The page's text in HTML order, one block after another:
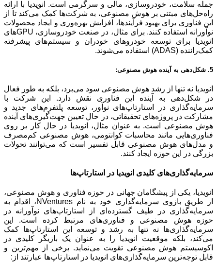
جمله سلامت، خودروسازی، مالی و سرگرمی است. انویدیا با ارائه
راه‌حل‌های مبتنی بر هوش مصنوعی، به شرکت‌ها کمک می‌کند تا از
این فناوری برای بهبود فرآیندها، افزایش بهره‌وری و ایجاد محصولات
نوآورانه استفاده کنند. برای مثال، در صنعت خودروسازی، GPUهای
انویدیا برای توسعه خودروهای خودران و سیستم‌های پیشرفته
کمک‌راننده (ADAS) استفاده می‌شوند.
5. شکل‌دهی به آینده هوش مصنوعی:
انویدیا نه تنها از رشد هوش مصنوعی سود می‌برد، بلکه به طور فعال
در شکل‌دهی به آینده این فناوری نقش دارد. این شرکت با
سرمایه‌گذاری در استارتاپ‌های نوآور، توسعه پلتفرم‌های جدید و
مشارکت در پروژه‌های تحقیقاتی، در حال تعیین جهت‌گیری‌های آینده
هوش مصنوعی است. به عنوان مثال، انویدیا در حال کار بر روی
فناوری‌هایی مانند محاسبات کوانتومی، هوش مصنوعی کم‌مصرف
و مدل‌های هوش مصنوعی قابل تفسیر است که می‌توانند تحولات
بزرگی در این حوزه ایجاد کنند.
سرمایه‌گذاری‌هایکلیدی انویدیا در استارتاپ‌ها
انویدیا، یکی از پیشگامان جهانی در حوزه فناوری و هوش مصنوعی،
از طریق بازوی سرمایه‌گذاری خود به نام NVentures، اقدام به
سرمایه‌گذاری در طیف گسترده‌ای از استارتاپ‌های نوآورانه در
حوزه هوش مصنوعی و فناوری‌های مرتبط کرده است. این
سرمایه‌گذاری‌ها نه تنها به رشد و توسعه این استارتاپ‌ها کمک
می‌کند، بلکه موقعیت انویدیا را به عنوان یک بازیگر کلیدی در
اکوسیستم هوش مصنوعی تقویت می‌نماید. برخی از مهم‌ترین و
قابل توجه‌ترین سرمایه‌گذاری‌های انویدیا در استارتاپ‌ها عبارتند از: